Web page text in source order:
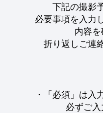
下記の撮影
必要事項を入力
内容を
折り返しご連
・「必須」は入
必ずご入